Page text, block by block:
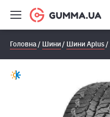
Головна Шини Шини Aplus